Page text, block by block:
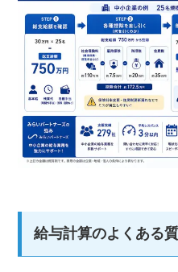
給与計算のよくある